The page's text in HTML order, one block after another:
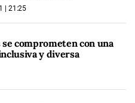
| 21:25
se comprometen con una
y diversa